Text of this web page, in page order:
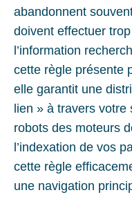
abandonnent
doivent effectuer
l’information
cette règle présente
elle garantit une
lien » à travers
robots des moteurs
l’indexation de vos
cette règle
une navigation